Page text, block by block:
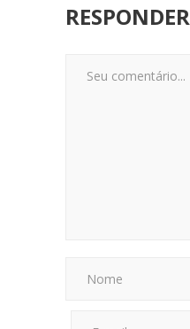
RESPONDER